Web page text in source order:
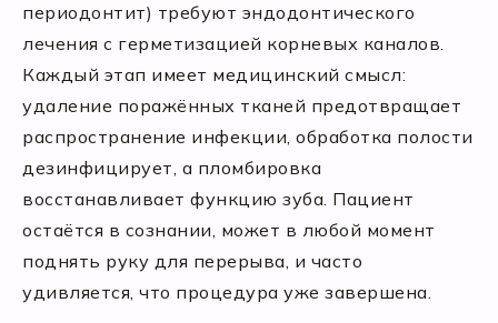
периодонтит) требуют эндодонтического
лечения с герметизацией корневых каналов.
Каждый этап имеет медицинский смысл:
удаление поражённых тканей предотвращает
распространение инфекции, обработка полости
дезинфицирует, а пломбировка
восстанавливает функцию зуба. Пациент
остаётся в сознании, может в любой момент
поднять руку для перерыва, и часто
удивляется, что процедура уже завершена.